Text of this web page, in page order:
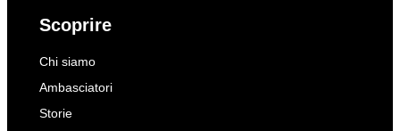
Scoprire
Chi siamo
Ambasciatori
Storie